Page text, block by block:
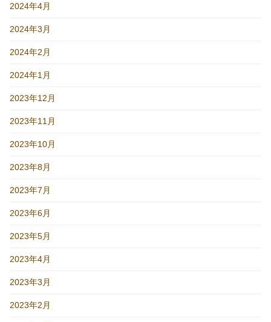
2024年4月
2024年3月
2024年2月
2024年1月
2023年12月
2023年11月
2023年10月
2023年8月
2023年7月
2023年6月
2023年5月
2023年4月
2023年3月
2023年2月